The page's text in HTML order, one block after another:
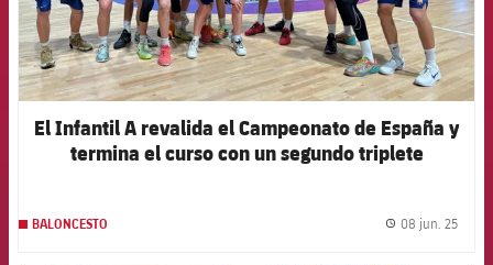
El Infantil A revalida el Campeonato de España y
termina el curso con un segundo triplete
BALONCESTO 08 jun. 25